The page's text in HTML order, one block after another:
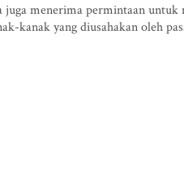
menerima permintaan
kanak yang diusahakan oleh